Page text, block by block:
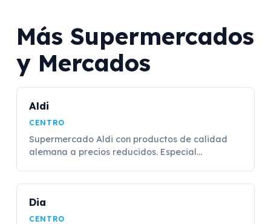
Más Supermercados
y Mercados
Aldi
CENTRO
Supermercado Aldi con productos de calidad
alemana a precios reducidos. Especial...
Dia
CENTRO